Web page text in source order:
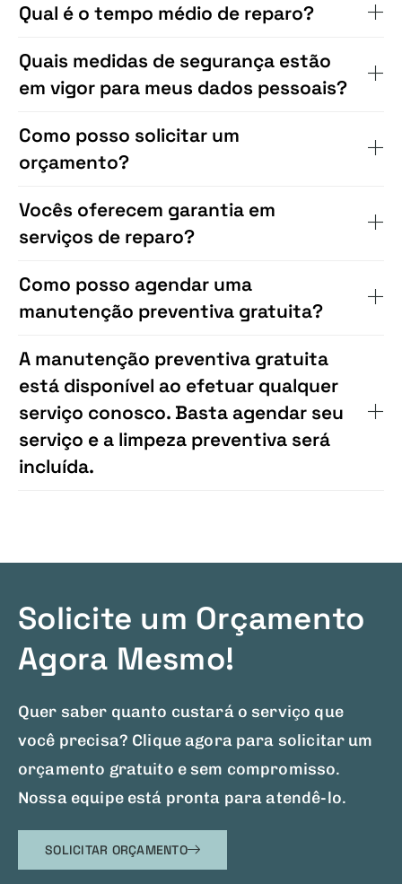
Qual é o tempo médio de reparo?
Quais medidas de segurança estão
em vigor para meus dados pessoais?
Como posso solicitar um
orçamento?
Vocês oferecem garantia em
serviços de reparo?
Como posso agendar uma
manutenção preventiva gratuita?
A manutenção preventiva gratuita
está disponível ao efetuar qualquer
serviço conosco. Basta agendar seu
serviço e a limpeza preventiva será
incluída.
Solicite um Orçamento
Agora Mesmo!
Quer saber quanto custará o serviço que
você precisa? Clique agora para solicitar um
orçamento gratuito e sem compromisso.
Nossa equipe está pronta para atendê-lo.
SOLICITAR ORÇAMENTO